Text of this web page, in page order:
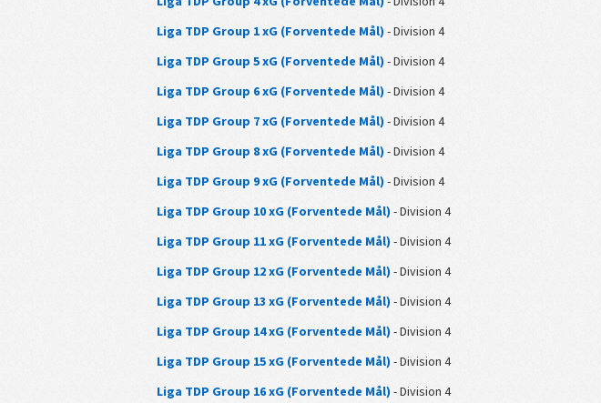
Liga TDP Group 1 xG (Forventede Mål) - Division 4
Liga TDP Group 5 xG (Forventede Mål) - Division 4
Liga TDP Group 6 xG (Forventede Mål) - Division 4
Liga TDP Group 7 xG (Forventede Mål) - Division 4
Liga TDP Group 8 xG (Forventede Mål) - Division 4
Liga TDP Group 9 xG (Forventede Mål) - Division 4
Liga TDP Group 10 xG (Forventede Mål) - Division 4
Liga TDP Group 11 xG (Forventede Mål) - Division 4
Liga TDP Group 12 xG (Forventede Mål) - Division 4
Liga TDP Group 13 xG (Forventede Mål) - Division 4
Liga TDP Group 14 xG (Forventede Mål) - Division 4
Liga TDP Group 15 xG (Forventede Mål) - Division 4
Liga TDP Group 16 xG (Forventede Mål) - Division 4